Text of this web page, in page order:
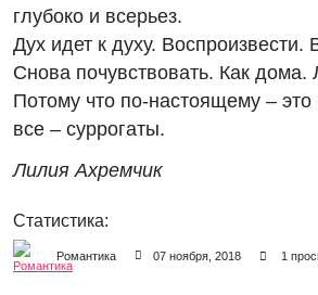
глубоко и всерьез.
Дух идет к духу. Воспроизвести.
Снова почувствовать. Как
Потому что по-настоящему – это
все – суррогаты.
Лилия Ахремчик
Статистика:
Романтика 07 ноября, 2018 1